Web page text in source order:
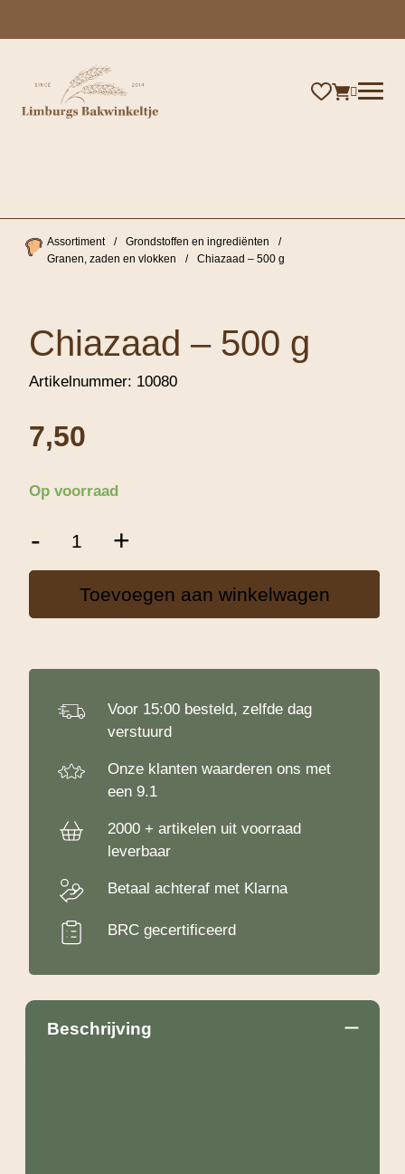
Assortiment / Grondstoffen en ingrediënten
/
Granen, zaden en vlokken
/ Chiazaad – 500 g
Chiazaad – 500 g
Artikelnummer: 10080
7,50
Op voorraad
-
-
g
+
Toevoegen aan winkelwagen
Voor 15:00 besteld, zelfde dag
verstuurd
Onze klanten waarderen ons met
een 9.1
2000 + artikelen uit voorraad
leverbaar
Betaal achteraf met Klarna
BRC gecertificeerd
Beschrijving